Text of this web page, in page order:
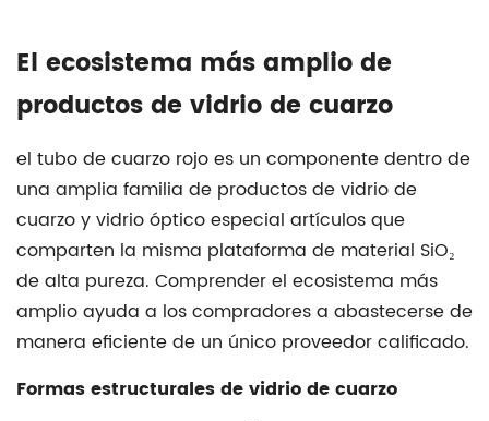
El ecosistema más amplio de
productos de vidrio de cuarzo
el tubo de cuarzo rojoes un componente dentro de
una amplia familia de productos de vidrio de
cuarzoyvidrio óptico especial artículos que
comparten la misma plataforma de material SiO₂
de alta pureza. Comprender el ecosistema más
amplio ayuda a los compradores a abastecerse de
manera eficiente de un único proveedor calificado.
Formas estructurales de vidrio de cuarzo